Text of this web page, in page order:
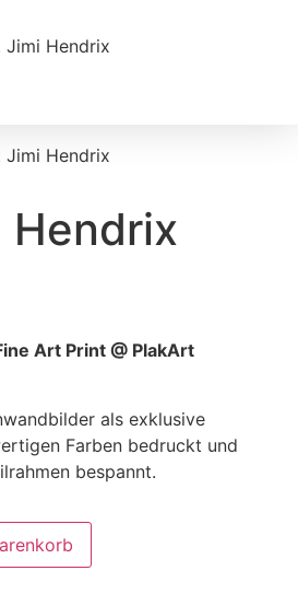
Hendrix
Hendrix
Hendrix
Art Print @ PlakArt
als exklusive
Farben bedruckt und
bespannt.